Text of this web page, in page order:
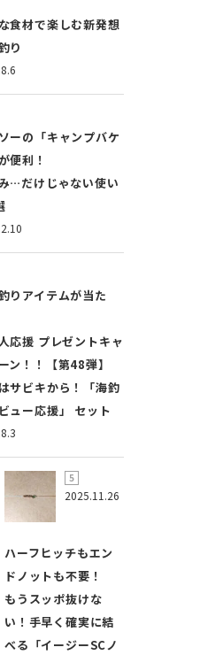
食材で楽しむ新発想
り
ーの「キャンプバケ
便利！
…だけじゃない使い
りアイテムが当た
応援 プレゼントキャ
ン！！【第48弾】
サビキから！「海釣
ュー応援」 セット
2025.11.26
ハーフヒッチもエン
ドノットも不要！
もうスッポ抜けな
い！手早く確実に結
べる「イージーSCノ